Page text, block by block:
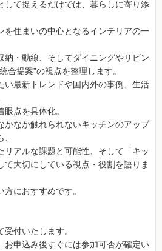
して捉えるだけでは、暮らしに寄り添
を住まいの中心となるインテリアの一
納・動線、そしてダイニングやリビン
合提案”の視点を整理します。
い最新トレンドや国内外の事例、生活
点を具体化。
かなか触れられないキッチンのアップ
リアルな課題と可能性、そして「キッ
て大切にしている視点・役割を語りま
におすすめです。
受付いたします。
申込み後すぐには参加可否が確定い